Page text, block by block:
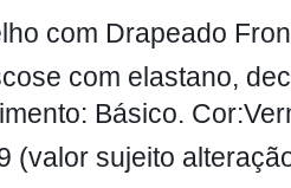
com Drapeado
com elastano,
Básico.
(valor sujeito